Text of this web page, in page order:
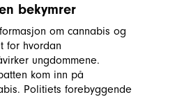
bekymrer
om cannabis og
for hvordan
ungdommene.
kom inn på
Politiets forebyggende